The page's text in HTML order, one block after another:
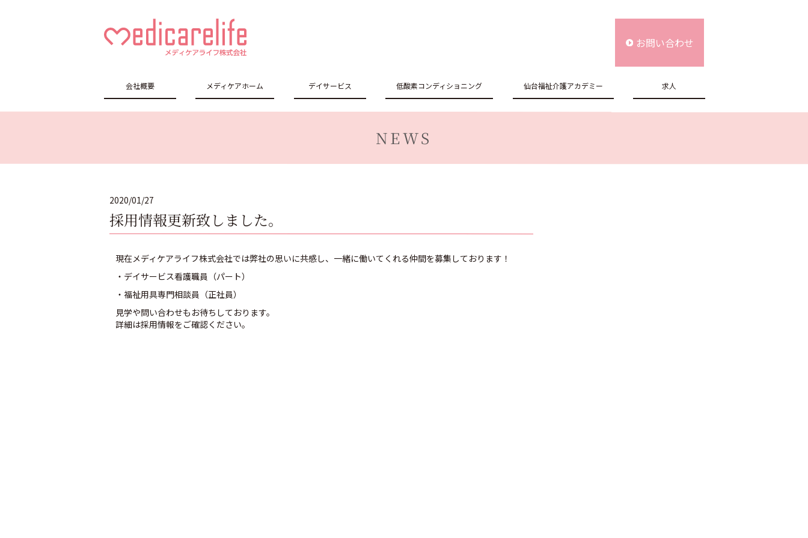
イフ株式会社
会社概要 メディケアホーム デイサービス 低酸素コンディショニング 仙台福祉介護アカデミー 求人
お問い合わせ
NEWS
2020/01/27
採用情報更新致しました。
現在メディケアライフ株式会社では弊社の思いに共感し、一緒に働いてくれる仲間を募集しております！
・デイサービス看護職員（パート）
・福祉用具専門相談員（正社員）
見学や問い合わせもお待ちしております。
詳細は採用情報をご確認ください。